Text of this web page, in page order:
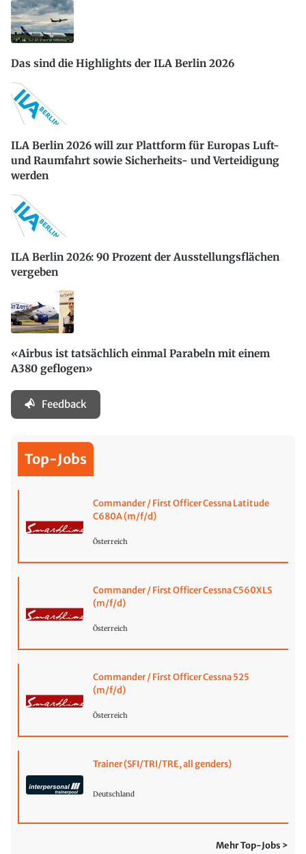
Das sind die Highlights der ILA Berlin 2026
ILA Berlin 2026 will zur Plattform für Europas Luft-
und Raumfahrt sowie Sicherheits- und Verteidigung
werden
ILA Berlin 2026: 90 Prozent der Ausstellungsflächen
vergeben
«Airbus ist tatsächlich einmal Parabeln mit einem
A380 geflogen»
Feedback
Top-Jobs
Commander / First Officer Cessna Latitude
C680A (m/f/d)
Österreich
Commander / First Officer Cessna C560XLS
(m/f/d)
Österreich
Commander / First Officer Cessna 525
(m/f/d)
Österreich
Trainer (SFI/TRI/TRE, all genders)
Deutschland
Mehr Top-Jobs >